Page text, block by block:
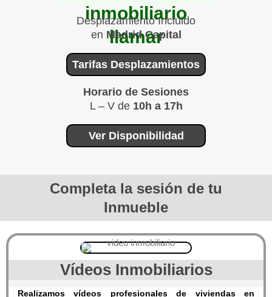
669 566 062
Desplazamiento Incluido
en Madrid Capital
Tarifas Desplazamientos
Horario de Sesiones
L – V de 10h a 17h
Ver Disponibilidad
Completa la sesión de tu
Inmueble
Vídeos Inmobiliarios
Realizamos vídeos profesionales de viviendas en